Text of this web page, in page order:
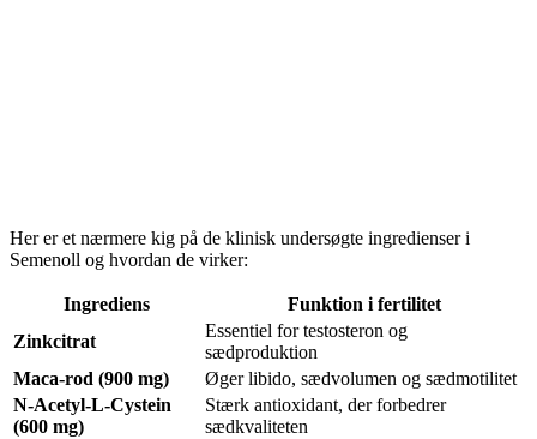
Her er et nærmere kig på de klinisk undersøgte ingredienser i
Semenoll og hvordan de virker:
Ingrediens
Funktion i fertilitet
Zinkcitrat
Essentiel for testosteron og
sædproduktion
Maca-rod (900 mg)
Øger libido, sædvolumen og sædmotilitet
N-Acetyl-L-Cystein
(600 mg)
Stærk antioxidant, der forbedrer
sædkvaliteten